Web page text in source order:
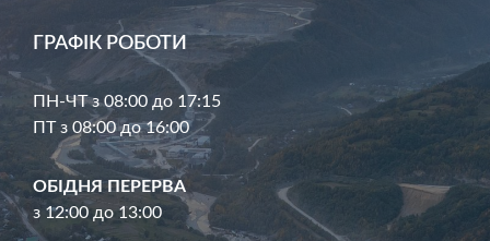
ГРАФІК РОБОТИ
ПН-ЧТ з 08:00 до 17:15
ПТ з 08:00 до 16:00
ОБІДНЯ ПЕРЕРВА
з 12:00 до 13:00